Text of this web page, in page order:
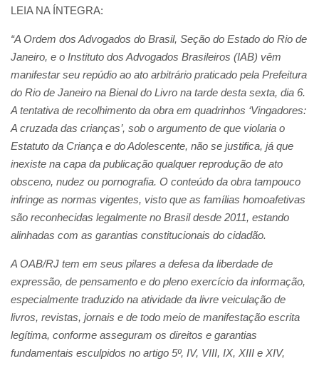
LEIA NA ÍNTEGRA:
“A Ordem dos Advogados do Brasil, Seção do Estado do Rio de
Janeiro, e o Instituto dos Advogados Brasileiros (IAB) vêm
manifestar seu repúdio ao ato arbitrário praticado pela Prefeitura
do Rio de Janeiro na Bienal do Livro na tarde desta sexta, dia 6.
A tentativa de recolhimento da obra em quadrinhos ‘Vingadores:
A cruzada das crianças’, sob o argumento de que violaria o
Estatuto da Criança e do Adolescente, não se justifica, já que
inexiste na capa da publicação qualquer reprodução de ato
obsceno, nudez ou pornografia. O conteúdo da obra tampouco
infringe as normas vigentes, visto que as famílias homoafetivas
são reconhecidas legalmente no Brasil desde 2011, estando
alinhadas com as garantias constitucionais do cidadão.
A OAB/RJ tem em seus pilares a defesa da liberdade de
expressão, de pensamento e do pleno exercício da informação,
especialmente traduzido na atividade da livre veiculação de
livros, revistas, jornais e de todo meio de manifestação escrita
legítima, conforme asseguram os direitos e garantias
fundamentais esculpidos no artigo 5º, IV, VIII, IX, XIII e XIV,